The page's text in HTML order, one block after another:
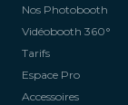
Nos Photobooth
Vidéobooth 360°
Tarifs
Espace Pro
Accessoires